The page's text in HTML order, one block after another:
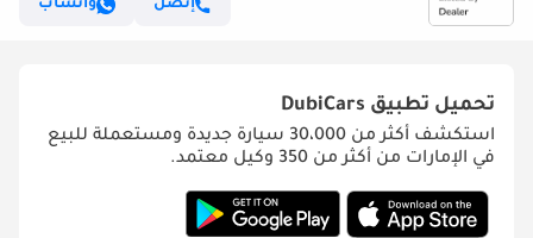
إتصل
واتساب
تحميل تطبيق DubiCars
استكشف أكثر من 30،000 سيارة جديدة ومستعملة للبيع
في الإمارات من أكثر من 350 وكيل معتمد.